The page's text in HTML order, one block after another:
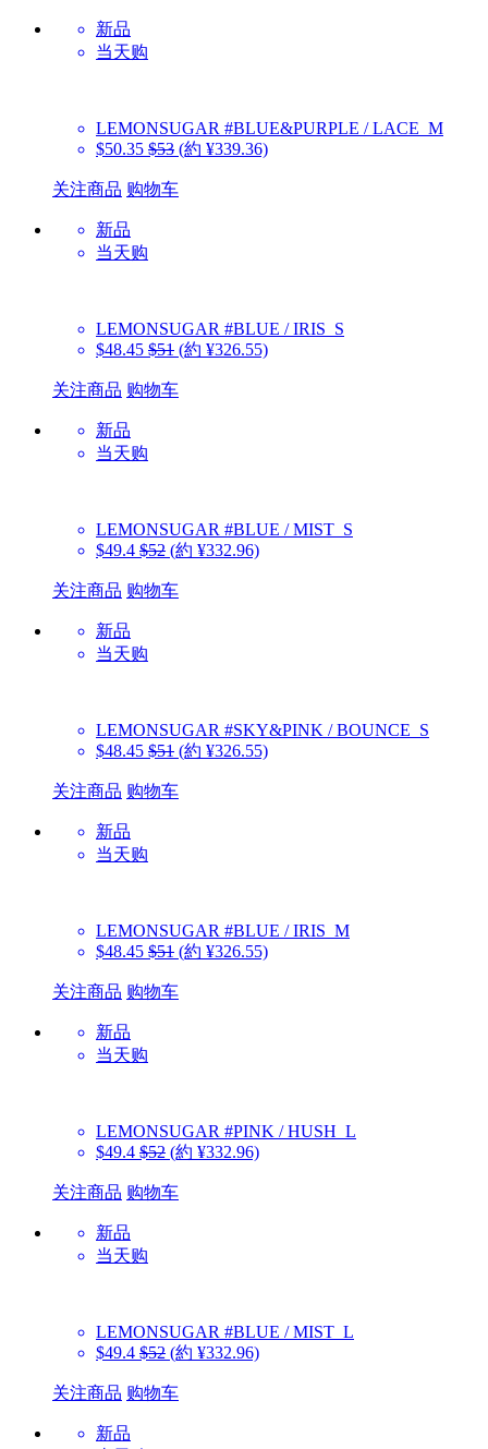
新品
当天购
LEMONSUGAR #BLUE&PURPLE / LACE_M
$50.35 $53 (約 ¥339.36)
关注商品 购物车
新品
当天购
LEMONSUGAR #BLUE / IRIS_S
$48.45 $51 (約 ¥326.55)
关注商品 购物车
新品
当天购
LEMONSUGAR #BLUE / MIST_S
$49.4 $52 (約 ¥332.96)
关注商品 购物车
新品
当天购
LEMONSUGAR #SKY&PINK / BOUNCE_S
$48.45 $51 (約 ¥326.55)
关注商品 购物车
新品
当天购
LEMONSUGAR #BLUE / IRIS_M
$48.45 $51 (約 ¥326.55)
关注商品 购物车
新品
当天购
LEMONSUGAR #PINK / HUSH_L
$49.4 $52 (約 ¥332.96)
关注商品 购物车
新品
当天购
LEMONSUGAR #BLUE / MIST_L
$49.4 $52 (約 ¥332.96)
关注商品 购物车
新品